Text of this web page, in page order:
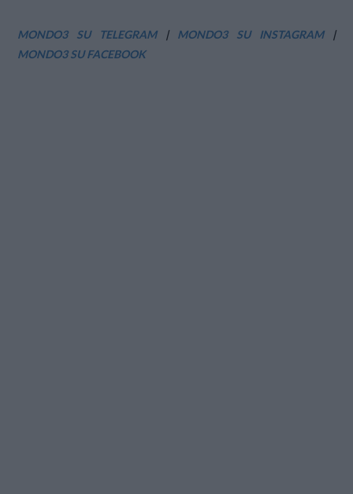
MONDO3 SU TELEGRAM| MONDO3 SU INSTAGRAM|
MONDO3 SU FACEBOOK